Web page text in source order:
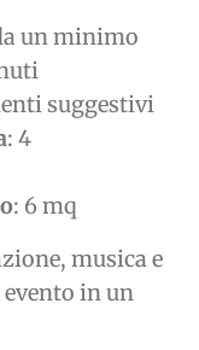
un minimo
suggestivi
: 4
: 6 mq
musica e
in un